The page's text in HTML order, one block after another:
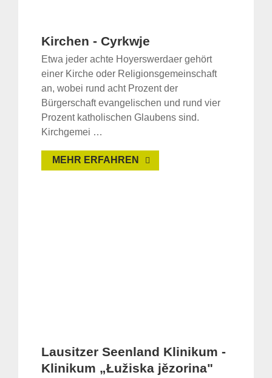
Kirchen - Cyrkwje
Etwa jeder achte Hoyerswerdaer gehört
einer Kirche oder Religionsgemeinschaft
an, wobei rund acht Prozent der
Bürgerschaft evangelischen und rund vier
Prozent katholischen Glaubens sind.
Kirchgemei …
MEHR ERFAHREN
Lausitzer Seenland Klinikum -
Klinikum „Łužiska jězorina"